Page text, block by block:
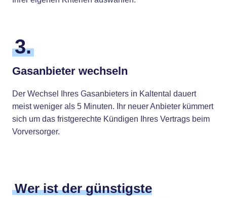
3.
Gasanbieter wechseln
Der Wechsel Ihres Gasanbieters in Kaltental dauert
meist weniger als 5 Minuten. Ihr neuer Anbieter kümmert
sich um das fristgerechte Kündigen Ihres Vertrags beim
Vorversorger.
Wer ist der günstigste